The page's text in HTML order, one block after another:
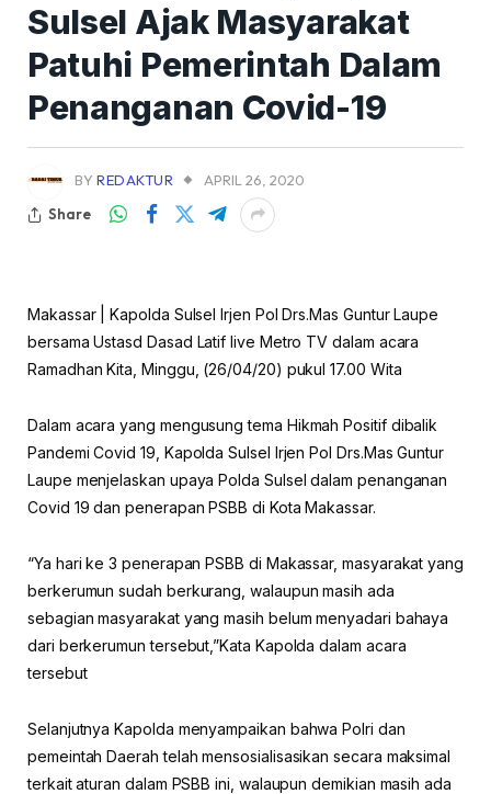
Sulsel Ajak Masyarakat
Patuhi Pemerintah Dalam
Penanganan Covid-19
BY REDAKTUR
APRIL 26, 2020
Share
Makassar | Kapolda Sulsel Irjen Pol Drs.Mas Guntur Laupe
bersama Ustasd Dasad Latif live Metro TV dalam acara
Ramadhan Kita, Minggu, (26/04/20) pukul 17.00 Wita
Dalam acara yang mengusung tema Hikmah Positif dibalik
Pandemi Covid 19, Kapolda Sulsel Irjen Pol Drs.Mas Guntur
Laupe menjelaskan upaya Polda Sulsel dalam penanganan
Covid 19 dan penerapan PSBB di Kota Makassar.
“Ya hari ke 3 penerapan PSBB di Makassar, masyarakat yang
berkerumun sudah berkurang, walaupun masih ada
sebagian masyarakat yang masih belum menyadari bahaya
dari berkerumun tersebut,”Kata Kapolda dalam acara
tersebut
Selanjutnya Kapolda menyampaikan bahwa Polri dan
pemeintah Daerah telah mensosialisasikan secara maksimal
terkait aturan dalam PSBB ini, walaupun demikian masih ada